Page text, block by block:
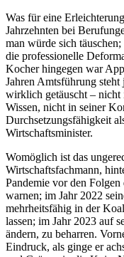
Was für eine
Jahrzehnten bei
man würde sich
die professionelle
Kocher hingegen war
Jahren Amtsführung
wirklich getäuscht – nicht
Wissen, nicht in seiner
Durchsetzungsfähigkeit
Wirtschaftsminister.
Womöglich ist das
Wirtschaftsfachmann,
Pandemie vor den
warnen; im Jahr 2022
mehrheitsfähig in der
lassen; im Jahr 2023 auf
ändern, zu beharren.
Eindruck, als ginge er